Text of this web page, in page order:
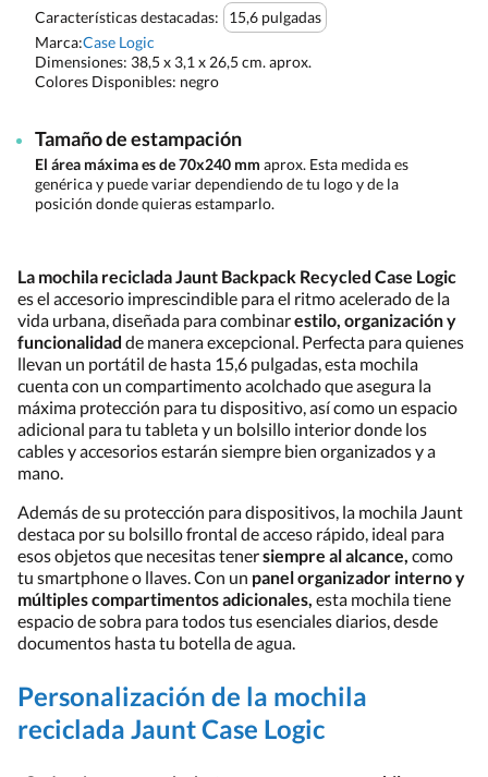
Características destacadas:
15,6 pulgadas
Marca:Case Logic
Dimensiones: 38,5 x 3,1 x 26,5 cm. aprox.
Colores Disponibles: negro
Tamaño de estampación
El área máxima es de 70x240 mm aprox. Esta medida es
genérica y puede variar dependiendo de tu logo y de la
posición donde quieras estamparlo.
La mochila reciclada Jaunt Backpack Recycled Case Logic
es el accesorio imprescindible para el ritmo acelerado de la
vida urbana, diseñada para combinarestilo, organización y
funcionalidad de manera excepcional. Perfecta para quienes
llevan un portátil de hasta 15,6 pulgadas, esta mochila
cuenta con un compartimento acolchado que asegura la
máxima protección para tu dispositivo, así como un espacio
adicional para tu tableta y un bolsillo interior donde los
cables y accesorios estarán siempre bien organizados y a
mano.
Además de su protección para dispositivos, la mochila Jaunt
destaca por su bolsillo frontal de acceso rápido, ideal para
esos objetos que necesitas tenersiempre al alcance, como
tu smartphone o llaves. Con un panel organizador interno y
múltiples compartimentos adicionales, esta mochila tiene
espacio de sobra para todos tus esenciales diarios, desde
documentos hasta tu botella de agua.
Personalización de la mochila
reciclada Jaunt Case Logic